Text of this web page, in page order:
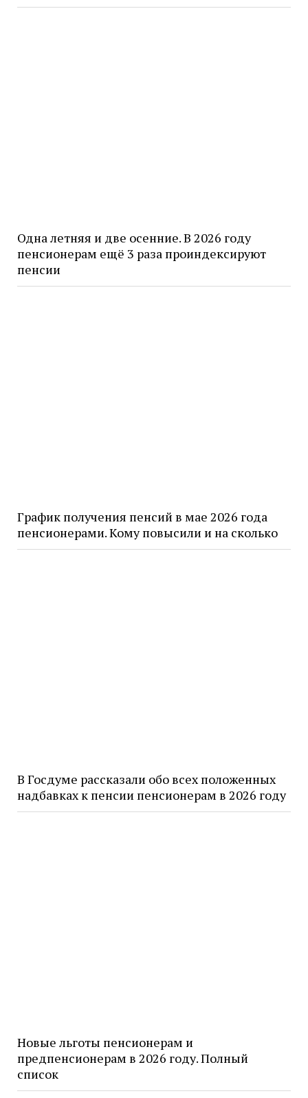
Одна летняя и две осенние. В 2026 году
пенсионерам ещё 3 раза проиндексируют
пенсии
График получения пенсий в мае 2026 года
пенсионерами. Кому повысили и на сколько
В Госдуме рассказали обо всех положенных
надбавках к пенсии пенсионерам в 2026 году
Новые льготы пенсионерам и
предпенсионерам в 2026 году. Полный
список